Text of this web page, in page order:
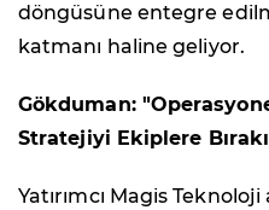
döngüsüne entegre
katmanı haline geliyor.
Gökduman:
Stratejiyi Ekiplere
Yatırımcı Magis